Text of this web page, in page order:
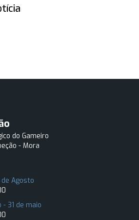
do Gameiro
- Mora
de Agosto
- 31 de maio